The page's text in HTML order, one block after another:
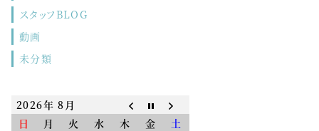
スタッフBLOG
動画
未分類
2026年 8月
日
月 火 水 木 金
土